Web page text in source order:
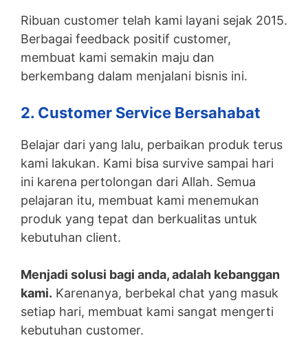
Ribuan customer telah kami layani sejak 2015.
Berbagai feedback positif customer,
membuat kami semakin maju dan
berkembang dalam menjalani bisnis ini.
2. Customer Service Bersahabat
Belajar dari yang lalu, perbaikan produk terus
kami lakukan. Kami bisa survive sampai hari
ini karena pertolongan dari Allah. Semua
pelajaran itu, membuat kami menemukan
produk yang tepat dan berkualitas untuk
kebutuhan client.
Menjadi solusi bagi anda, adalah kebanggan
kami. Karenanya, berbekal chat yang masuk
setiap hari, membuat kami sangat mengerti
kebutuhan customer.